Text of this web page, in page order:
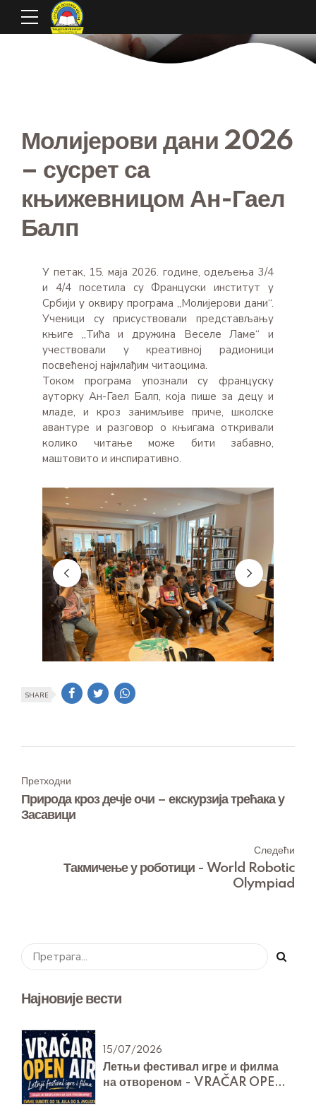
Молијерови дани 2026
– сусрет са
књижевницом Ан-Гаел
Балп
У петак, 15. маја 2026. године, одељења 3/4
и 4/4 посетила су Француски институт у
Србији у оквиру програма „Молијерови дани“.
Ученици су присуствовали представљању
књиге „Тића и дружина Веселе Ламе“ и
учествовали у креативној радионици
посвећеној најмлађим читаоцима.
Током програма упознали су француску
ауторку Ан-Гаел Балп, која пише за децу и
младе, и кроз занимљиве приче, школске
авантуре и разговор о књигама откривали
колико читање може бити забавно,
маштовито и инспиративно.
SHARE
Претходни
Природа кроз дечје очи – екскурзија трећака у
Засавици
Следећи
Такмичење у роботици - World Robotic
Olympiad
Најновије вести
15/07/2026
Летњи фестивал игре и филма
на отвореном - VRAČAR OPEN